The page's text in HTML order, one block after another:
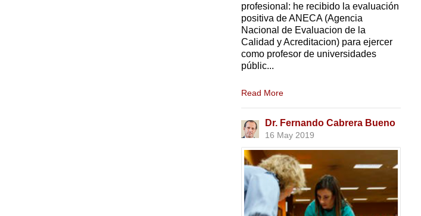
profesional: he recibido la evaluación
positiva de ANECA (Agencia
Nacional de Evaluacion de la
Calidad y Acreditacion) para ejercer
como profesor de universidades
públic...
Read More
Dr. Fernando Cabrera Bueno
16 May 2019